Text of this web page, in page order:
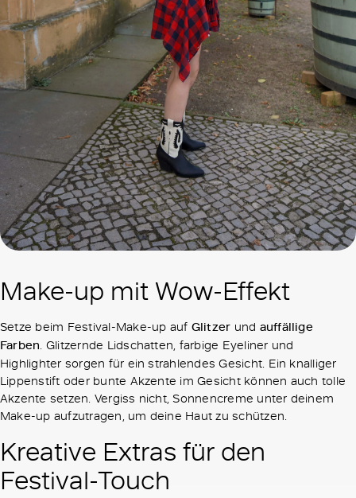
Make-up mit Wow-Effekt
Setze beim Festival-Make-up auf Glitzer und auffällige
Farben . Glitzernde Lidschatten, farbige Eyeliner und
Highlighter sorgen für ein strahlendes Gesicht. Ein knalliger
Lippenstift oder bunte Akzente im Gesicht können auch tolle
Akzente setzen. Vergiss nicht, Sonnencreme unter deinem
Make-up aufzutragen, um deine Haut zu schützen.
Kreative Extras für den
Festival-Touch